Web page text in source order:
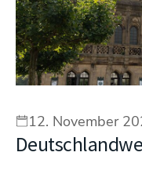
12. November